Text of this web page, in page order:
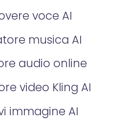
voce AI
musica AI
audio online
video Kling AI
immagine AI